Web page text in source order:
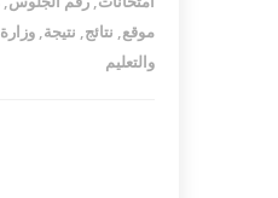
موقع, نتائج, نتيجة,
والتعليم